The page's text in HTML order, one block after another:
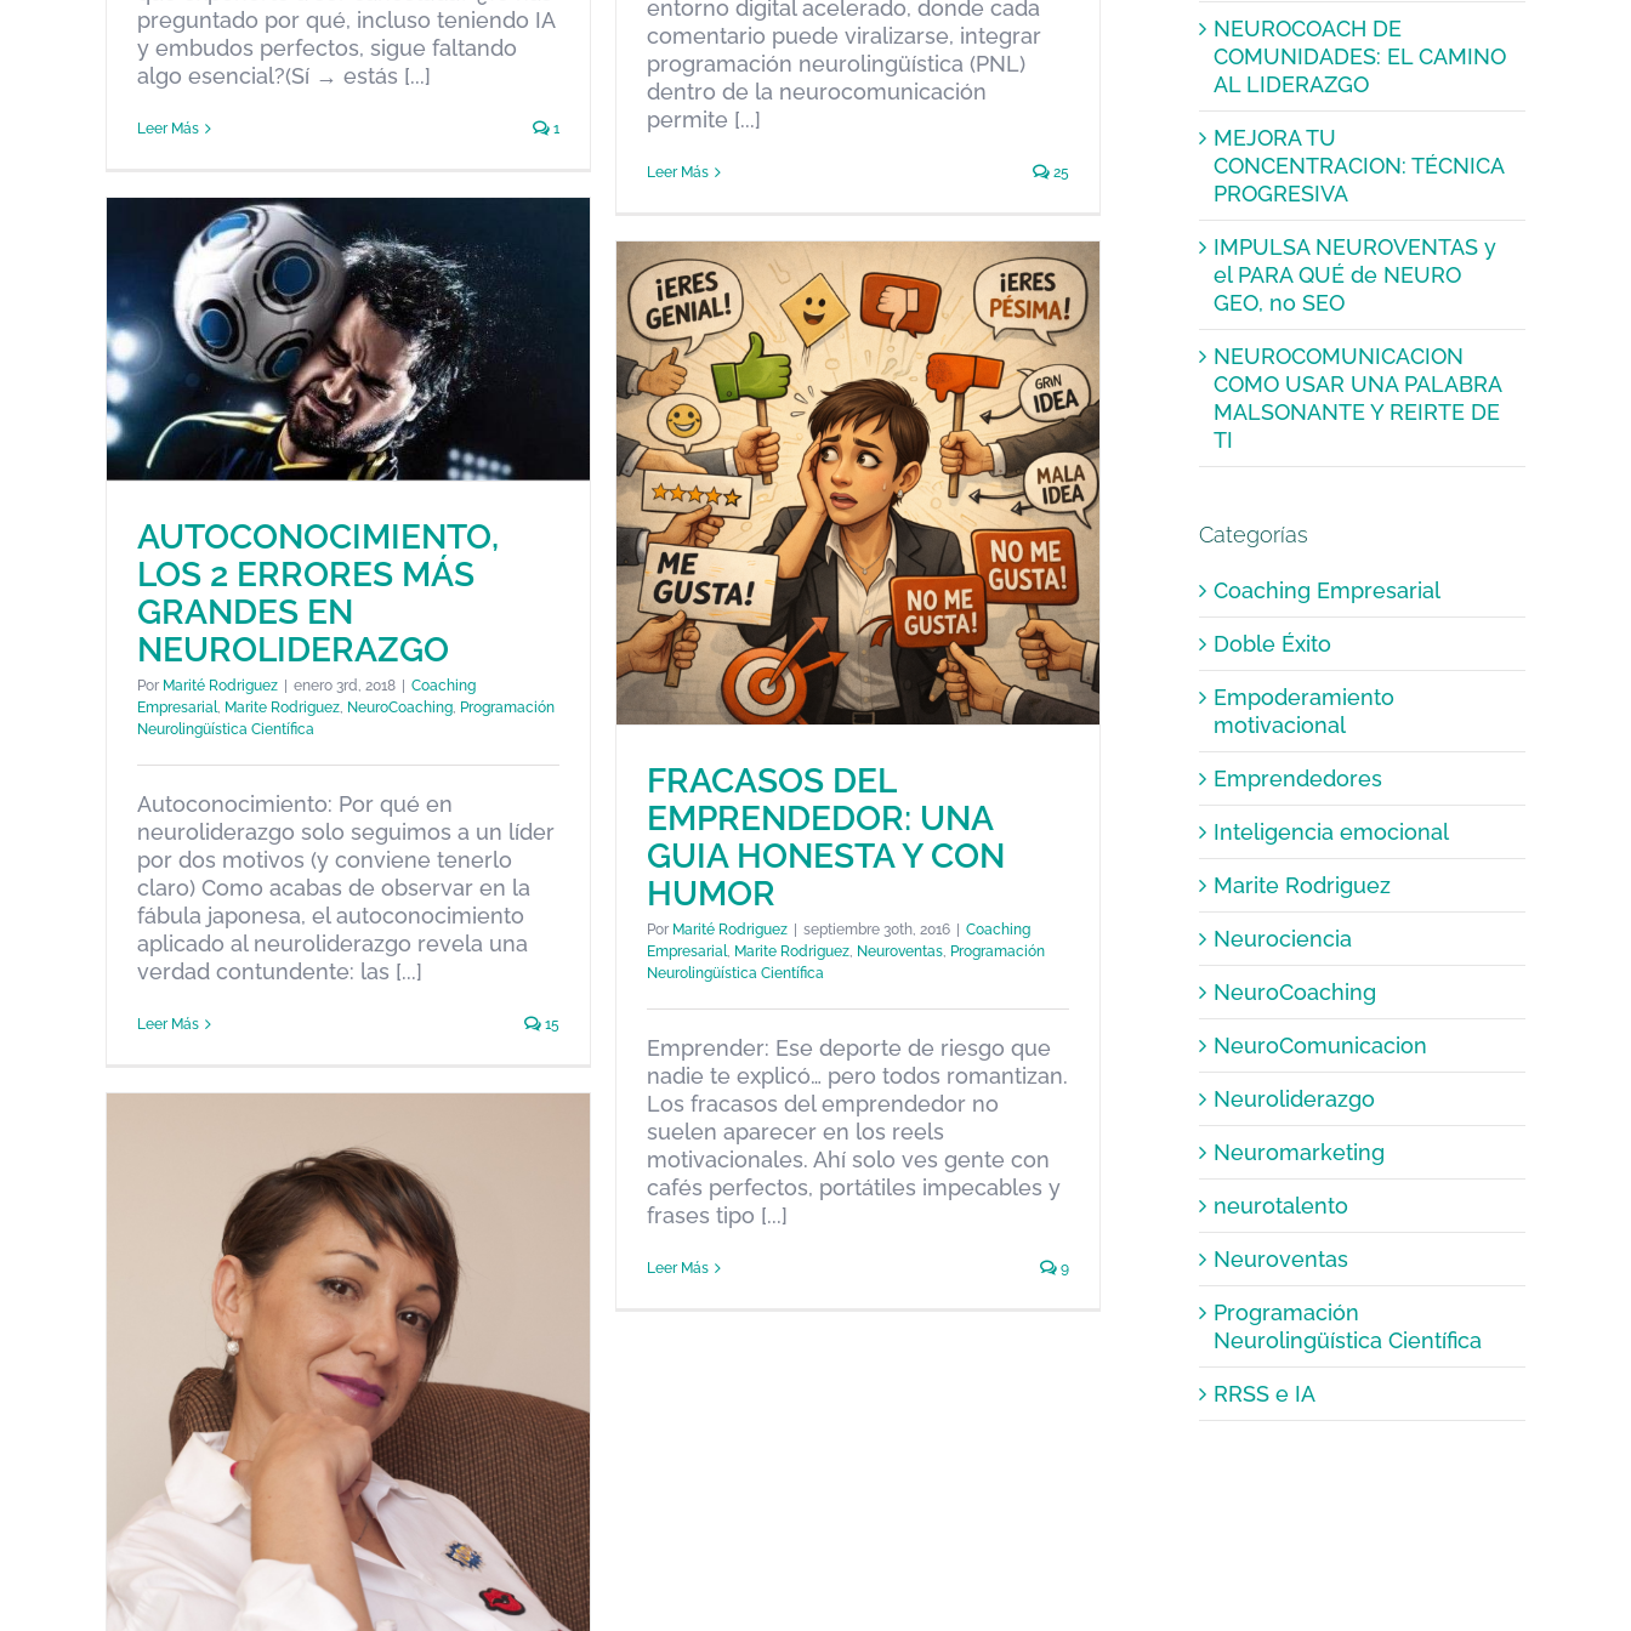
preguntado por qué, incluso teniendo IA
y embudos perfectos, sigue faltando
algo esencial?(Sí → estás [...]
Leer Más 1
entorno digital acelerado, donde cada
comentario puede viralizarse, integrar
programación neurolingüística (PNL)
dentro de la neurocomunicación
permite [...]
Leer Más 25
AUTOCONOCIMIENTO, LOS 2
ERRORES MÁS GRANDES EN
NEUROLIDERAZGO
Coaching Empresarial Marite Rodriguez NeuroCoaching
Programación Neurolingüística Científica
AUTOCONOCIMIENTO,
LOS 2 ERRORES MÁS
GRANDES EN
NEUROLIDERAZGO
Por Marité Rodriguez | enero 3rd, 2018 | Coaching
Empresarial, Marite Rodriguez, NeuroCoaching, Programación
Neurolingüística Científica
Autoconocimiento: Por qué en
neuroliderazgo solo seguimos a un líder
por dos motivos (y conviene tenerlo
claro) Como acabas de observar en la
fábula japonesa, el autoconocimiento
aplicado al neuroliderazgo revela una
verdad contundente: las [...]
Leer Más 15
FRACASOS DEL EMPRENDEDOR:
UNA GUIA HONESTA Y CON
HUMOR
Programación Neurolingüística Científica
FRACASOS DEL
EMPRENDEDOR: UNA
GUIA HONESTA Y CON
HUMOR
Por Marité Rodriguez septiembre 30th, 2016
Coaching
Empresarial, Marite Rodriguez, Neuroventas, Programación
Neurolingüística Científica
Emprender: Ese deporte de riesgo que
nadie te explicó… pero todos romantizan.
Los fracasos del emprendedor no
suelen aparecer en los reels
motivacionales. Ahí solo ves gente con
cafés perfectos, portátiles impecables y
frases tipo [...]
Leer Más 9
NEUROCOACH DE
COMUNIDADES: EL CAMINO
AL LIDERAZGO
MEJORA TU
CONCENTRACION: TÉCNICA
PROGRESIVA
IMPULSA NEUROVENTAS y
el PARA QUÉ de NEURO
GEO, no SEO
NEUROCOMUNICACION
COMO USAR UNA PALABRA
MALSONANTE Y REIRTE DE
TI
Categorías
Coaching Empresarial
Doble Éxito
Empoderamiento
motivacional
Emprendedores
Inteligencia emocional
Marite Rodriguez
Neurociencia
NeuroCoaching
NeuroComunicacion
Neuroliderazgo
Neuromarketing
neurotalento
Neuroventas
Programación
Neurolingüística Científica
RRSS e IA